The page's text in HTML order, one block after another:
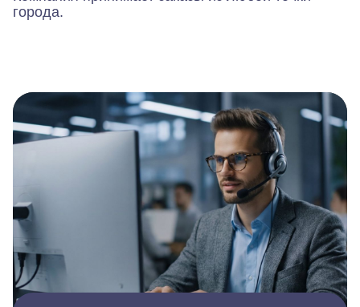
города.